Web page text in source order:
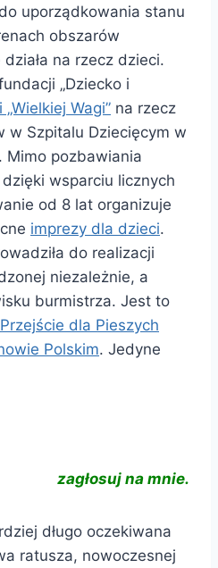
uporządkowania stanu
obszarów
na rzecz dzieci.
„Dziecko i
„Wielkiej Wagi” na rzecz
w Szpitalu Dziecięcym w
Mimo pozbawiania
dzięki wsparciu licznych
od 8 lat organizuje
imprezy dla dzieci.
do realizacji
niezależnie, a
burmistrza. Jest to
dla Pieszych
Polskim. Jedyne
zagłosuj na mnie.
długo oczekiwana
ratusza, nowoczesnej